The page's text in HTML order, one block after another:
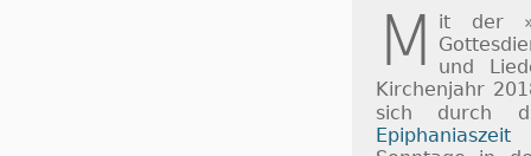
M
it der
und
Kirchenjahr
sich durch
Epiphaniaszeit